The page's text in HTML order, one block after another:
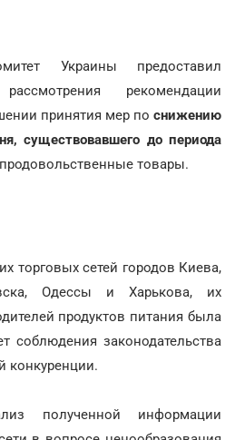
Украины предоставил
рекомендации
принятия мер по снижению
существовавшего до периода
товары.
торговых сетей городов Киева,
Одессы и Харькова, их
продуктов питания была
соблюдения законодательства
конкуренции.
полученной информации